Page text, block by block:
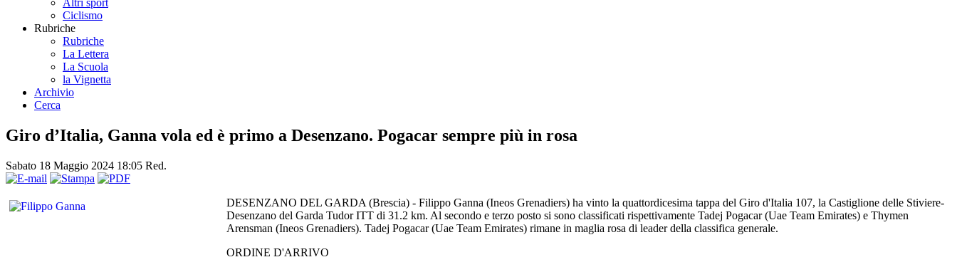
Ciclismo
Rubriche
Rubriche
La Lettera
La Scuola
la Vignetta
Archivio
Cerca
Giro d’Italia, Ganna vola ed è primo a Desenzano. Pogacar sempre più in rosa
Sabato 18 Maggio 2024 18:05 Red.
DESENZANO DEL GARDA (Brescia) - Filippo Ganna (Ineos Grenadiers) ha vinto la quattordicesima tappa del Giro d'Italia 107, la Castiglione delle Stiviere-
Desenzano del Garda Tudor ITT di 31.2 km. Al secondo e terzo posto si sono classificati rispettivamente Tadej Pogacar (Uae Team Emirates) e Thymen
Arensman (Ineos Grenadiers). Tadej Pogacar (Uae Team Emirates) rimane in maglia rosa di leader della classifica generale.
ORDINE D'ARRIVO